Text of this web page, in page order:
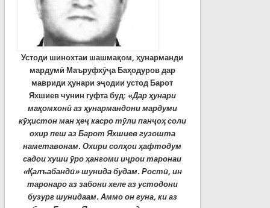
Устоди шинохтаи шашмақом, ҳунарманди
мардумӣ Маъруфхӯҷа Баҳодуров дар
мавриди ҳунари эҷодии устод Барот
Яхшиев чунин гуфта буд: «Дар ҳунари
мақомхонӣ аз ҳунармандони мардуми
кӯҳистон ман ҳеҷ касро тӯли панҷоҳ соли
охир пеш аз Барот Яхшиев гузошта
наметавонам.Охири солҳои ҳафтодум
садои хуши ӯро ҳангоми иҷрои таронаи
«Қалъабандӣ» шунида будам. Ростӣ, ин
таронаро аз забони хеле аз устодони
бузург шунидаам. Аммо он гуна, ки аз